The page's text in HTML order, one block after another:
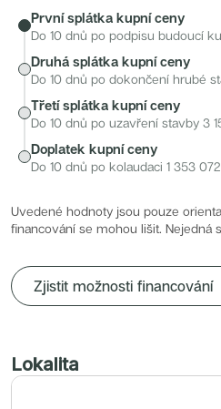
První splátka kupní ceny
Do 10 dnů po podpisu budoucí
Druhá splátka kupní ceny
Do 10 dnů po dokončení hrubé
Třetí splátka kupní ceny
Do 10 dnů po uzavření stavby 3
Doplatek kupní ceny
Do 10 dnů po kolaudaci 1 353 072
Uvedené hodnoty jsou pouze
financování se mohou lišit. Nejedná
Zjistit možnosti financování
Lokalita
Nový byt 5+kk - Villa Chuchle
Aldrov Resort
Nový byt 3+kk - VARTA
Bělehradská 29
RANTA Barrandov IV
Slavíkova 6
Střížkovský dvůr
Rezidence Cikorka
Radimský Mlýn
Linea Pura
Lihovar Smíchov Sever
Idylka Lochkov